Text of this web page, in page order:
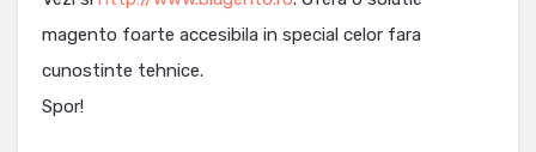
magento foarte accesibila in special celor fara
cunostinte tehnice.
Spor!